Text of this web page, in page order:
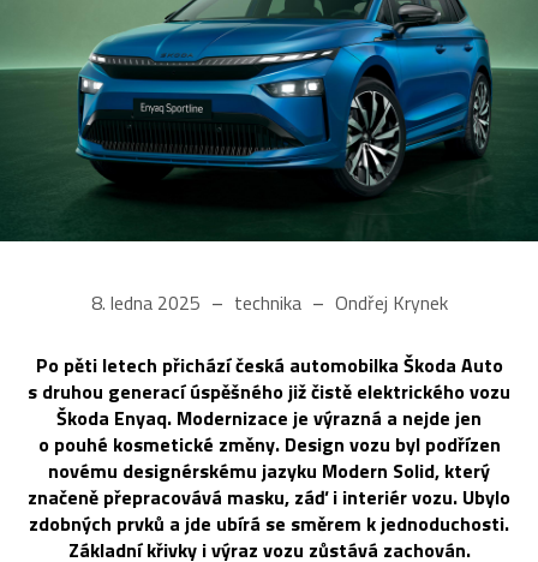
8. ledna 2025 technika Ondřej Krynek
Po pěti letech přichází česká automobilka Škoda Auto
s druhou generací úspěšného již čistě elektrického vozu
Škoda Enyaq. Modernizace je výrazná a nejde jen
o pouhé kosmetické změny. Design vozu byl podřízen
novému designérskému jazyku Modern Solid, který
značeně přepracovává masku, záď i interiér vozu. Ubylo
zdobných prvků a jde ubírá se směrem k jednoduchosti.
Základní křivky i výraz vozu zůstává zachován.